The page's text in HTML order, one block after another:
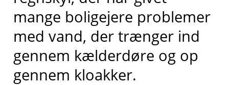
mange boligejere problemer
med vand, der trænger ind
gennem kælderdøre og op
gennem kloakker.